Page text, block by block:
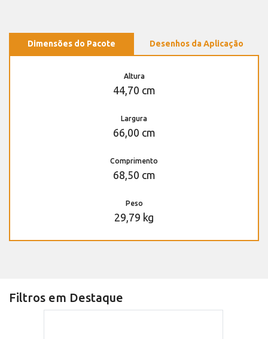
Dimensões do Pacote Desenhos da Aplicação
Altura
44,70 cm
Largura
66,00 cm
Comprimento
68,50 cm
Peso
29,79 kg
Filtros em Destaque